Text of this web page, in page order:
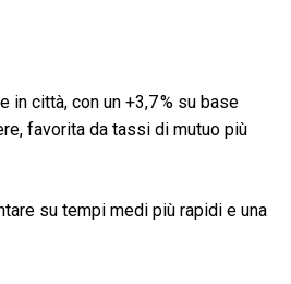
in città, con un +3,7 % su base
favorita da tassi di mutuo più
su tempi medi più rapidi e una